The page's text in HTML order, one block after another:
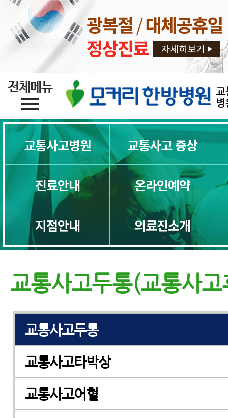
교
교통사고병원 교통사고 증상
진료안내 온라인예약
지점안내 의료진소개
교통사고두통(교통사
교통사고뇌진탕
교통사고후유증 한방치료
교통사고디스크
교통사고목통증
교통사고일자목
교통사고목디스크
교통사고허리통증
교통사고허리디스크
교통사고다리저림
교통사고두통
교통사고타박상
교통사고어혈